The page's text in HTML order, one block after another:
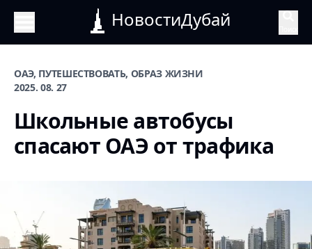
НовостиДубай
ОАЭ, ПУТЕШЕСТВОВАТЬ, ОБРАЗ ЖИЗНИ
2025. 08. 27
Школьные автобусы
спасают ОАЭ от трафика